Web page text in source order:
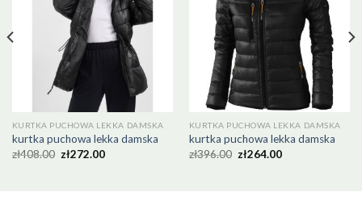
KURTKA PUCHOWA LEKKA DAMSKA
kurtka puchowa lekka damska
zł408.00 zł272.00
KURTKA PUCHOWA LEKKA DAMSKA
kurtka puchowa lekka damska
zł396.00 zł264.00